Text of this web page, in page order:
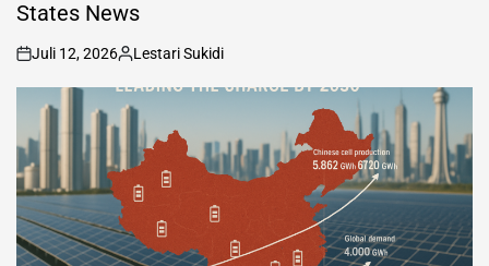
States News
on
Juli 12, 2026
Posted
by
Lestari Sukidi